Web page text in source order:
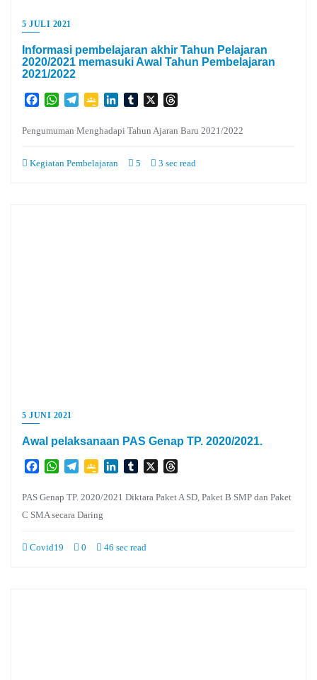
5 JULI 2021
Informasi pembelajaran akhir Tahun Pelajaran
2020/2021 memasuki Awal Tahun Pembelajaran
2021/2022
FacebookWhatsApp
TelegramGoogleLinkedInTumblr
X
Pengumuman Menghadapi Tahun Ajaran Baru 2021/2022
Kegiatan Pembelajaran 5 3 sec read
5 JUNI 2021
Awal pelaksanaan PAS Genap TP. 2020/2021.
FacebookWhatsApp
TelegramGoogleLinkedInTumblr
X
PAS Genap TP. 2020/2021 Diktara Paket A SD, Paket B SMP dan Paket
C SMA secara Daring
Covid19 0 46 sec read